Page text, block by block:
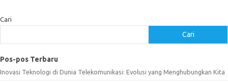
Cari
Cari
Pos-pos Terbaru
Inovasi Teknologi di Dunia Telekomunikasi: Evolusi yang Menghubungkan Kita